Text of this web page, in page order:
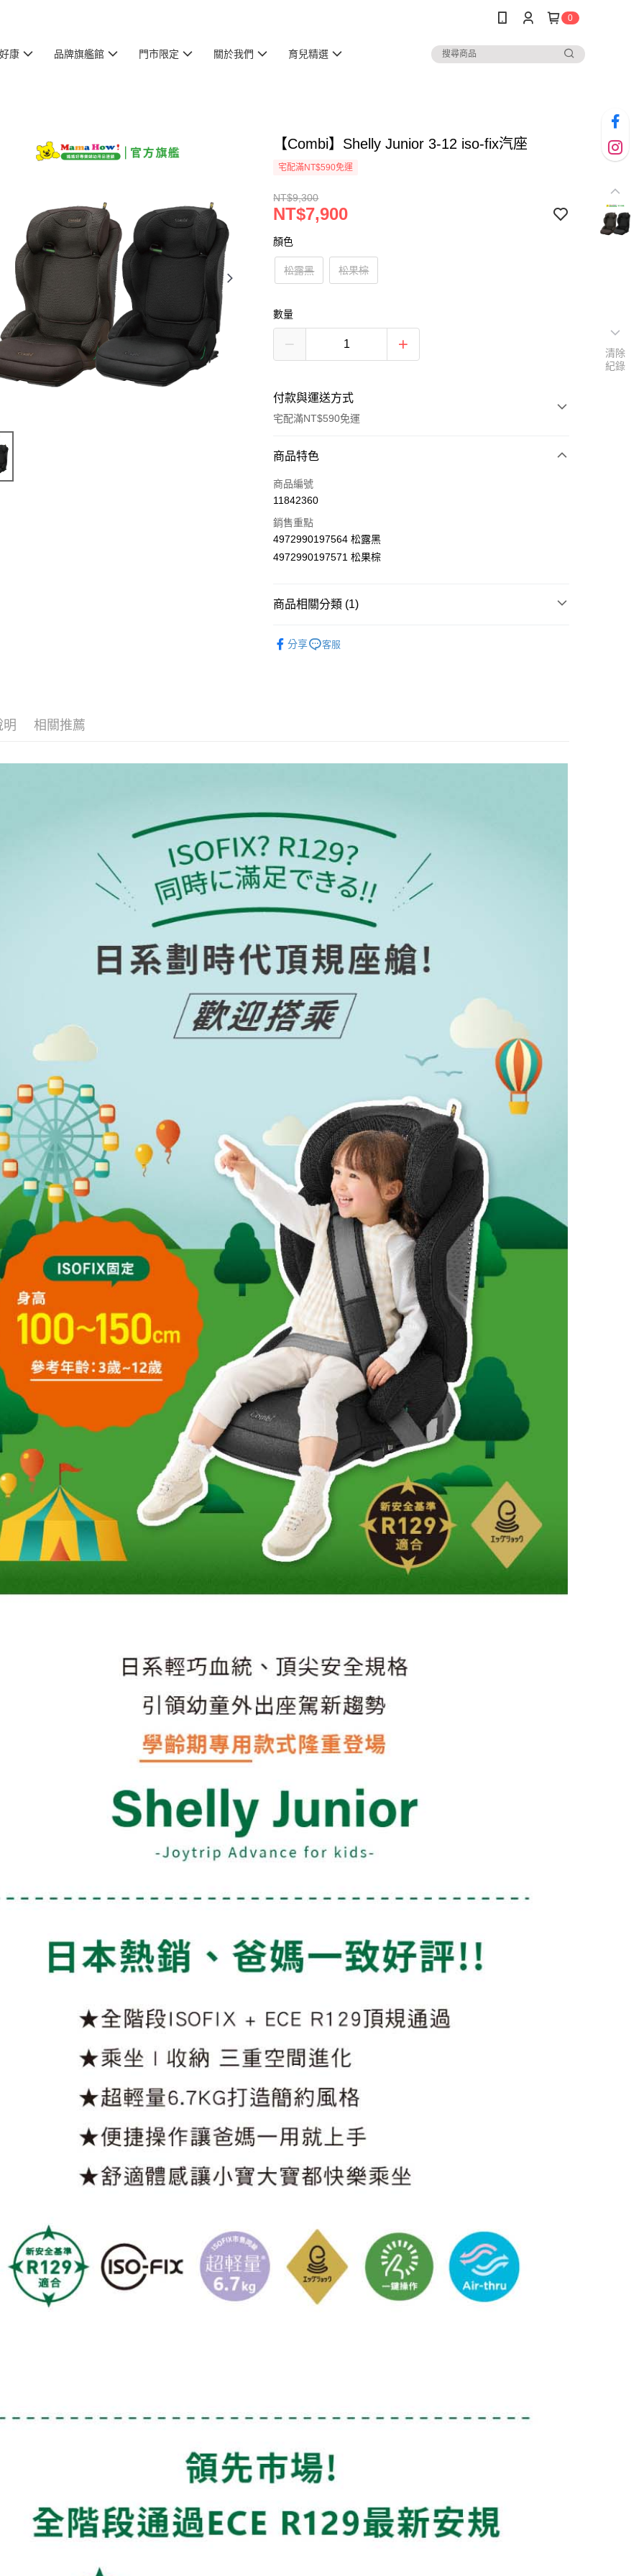
0
康 品牌旗艦館 門市限定 關於我們 育兒精選
【Combi】Shelly Junior 3-12 iso-fix汽座
宅配滿NT$590免運
NT$9,300
NT$7,900
顏色
松露黑 松果棕
數量
付款與運送方式
宅配滿NT$590免運
付款方式
信用卡一次付款
Apple Pay
街口支付
AFTEE先享後付
【「AFTEE先享後付」結帳流程】
３．收到繳費通知簡訊後14天內，點擊此簡訊中的連結，可透過四大超商
／ATM／網路銀行／等多元方式進行付款，方視為交易完成。
※ 請注意：結帳手續完成當下不需立刻繳費，但若您需要取消訂單，請聯
絡購買商品的店家。未經商家同意取消之訂單仍視為有效，需透過AFTEE
先享後付繳納相關費用。
※ 交易是否成功請以「AFTEE先享後付 」之結帳頁面顯示為準，若有關於
是否繳費成功／繳費後需取消欲退款等相關疑問，請聯繫「AFTEE先享後
付客戶支援中心」
https://netprotections.freshdesk.com/support/home
１．透過由恩沛科技股份有限公司提供之「AFTEE先享後付」服務完成之
交易，需依本服務之必要範圍內提供個人資料，並將交易相關給付款項請
求債權轉讓予恩沛科技股份有限公司。
https://aftee.tw/terms/#terms3
３．未成年的使用者請事先徵得法定代理人或監護人之同意方可使用
「AFTEE先享後付」，若未經同意申辦者引起之損失，本公司不負相關責
任。
４．使用「AFTEE先享後付」時，將依據個別帳號之用戶狀況，依本公司
即時審查核予不同之上限額度；若仍有額度不足之情形，本公司將視審查
５．嚴禁一人註冊多個帳號或使用他人資訊註冊。若發現惡意使用之情
形，恩沛科技股份有限公司將有權停止該用戶之使用額度並採取法律行
每筆NT$150，滿NT$890(含以上)免運費
商品特色
商品編號
11842360
銷售重點
4972990197564 松露黑
4972990197571 松果棕
商品相關分類 (1)
分享
客服
明 相關推薦
清除
紀錄